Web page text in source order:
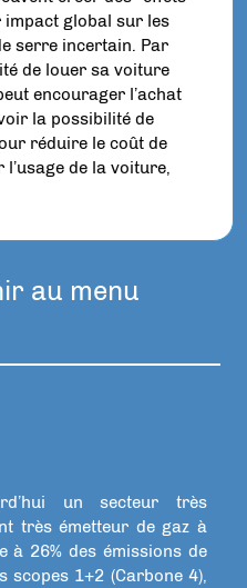
impact global sur les
serre incertain. Par
de louer sa voiture
encourager l’achat
la possibilité de
réduire le coût de
de la voiture,
au menu
un secteur très
très émetteur de gaz à
à 26% des émissions de
scopes 1+2 (Carbone 4),